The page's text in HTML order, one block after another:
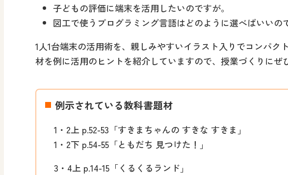
子どもの評価に端末を活用したいのですが。
図工で使うプログラミング言語はどのように選べばいいの
1人1台端末の活用術を、親しみやすいイラスト入りでコンパク
材を例に活用のヒントを紹介していますので、授業づくりにぜ
例示されている教科書題材
1・2上 p.52-53「すきまちゃんの すきな すきま」
1・2下 p.54-55「ともだち 見つけた！」
3・4上 p.14-15「くるくるランド」